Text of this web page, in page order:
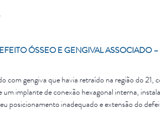
foi realizado a remoção da PSI cimentada do
com broca trefina de 4.3mm de diâmetro interno,
com subinstrumentação, sempre com auxílio do
óssea guiada (ROG), com biomaterial xenógeno
e fio de nylon 5.0. Após o término da
apoiada nos dentes vizinhos com resina flow.
ÓSSEO E GENGIVAL ASSOCIADO –
gengiva que havia retraído na região do 21,
implante de conexão hexagonal interna,
posicionamento inadequado e extensão do